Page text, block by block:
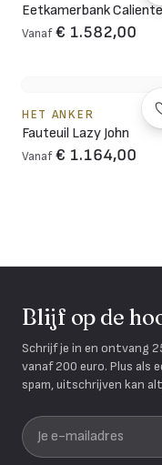
Eetkamerbank Caliente
Vanaf € 1.582,00
HET ANKER
Fauteuil Lazy John
Vanaf € 1.164,00
Blijf op de
Schrijf je in en ontvang
vanaf 200 euro. Plus als
spam, uitschrijven kan
Je e-mailadres